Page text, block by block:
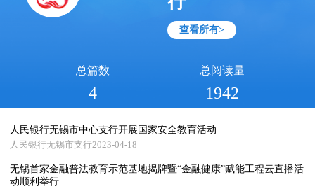
查看所有>
总篇数
4
总阅读量
1942
人民银行无锡市中心支行开展国家安全教育活动
人民银行无锡市支行2023-04-18
无锡首家金融普法教育示范基地揭牌暨“金融健康”赋能工程云直播活
动顺利举行